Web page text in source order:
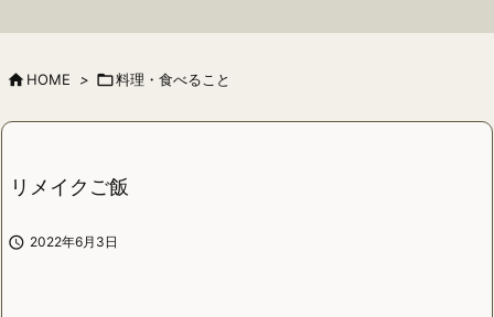

 HOME > 料理・食べること
リメイクご飯
 2022年6月3日